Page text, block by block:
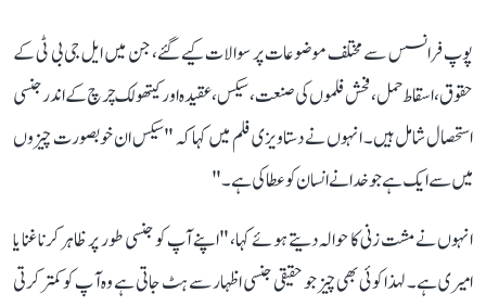
پوپ فرانسس سے مختلف موضوعات پر سوالات کیے گئے، جن میں ایل جی بی ٹی کے
حقوق، اسقاط حمل، فحش فلموں کی صنعت، سیکس، عقیدہ اور کیتھولک چرچ کے اندر جنسی
استحصال شامل ہیں۔ انہوں نے دستاویزی فلم میں کہا کہ "سیکس ان خوبصورت چیزوں
میں سے ایک ہے جو خدا نے انسان کو عطا کی ہے۔"
انہوں نے مشت زنی کا حوالہ دیتے ہوئے کہا، "اپنے آپ کو جنسی طور پر ظاہر کرنا غنا یا
امیری ہے۔ لہذا کوئی بھی چیز جو حقیقی جنسی اظہار سے ہٹ جاتی ہے وہ آ پ کو کمتر کرتی